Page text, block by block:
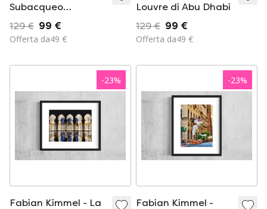
Subacqueo
d&#39;oro
129 € 99 €
Offerta da49 €
Louvre di Abu Dhabi
129 € 99 €
Offerta da49 €
-23%
Fabian Kimmel - La
-23%
Fabian Kimmel -